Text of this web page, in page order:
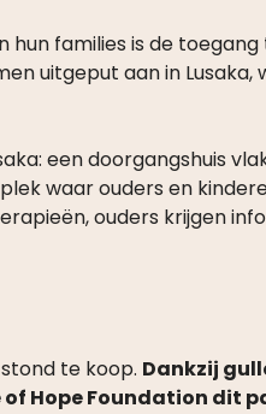
hun families is de
uitgeput aan in Lusaka,
een doorgangshuis
waar ouders en
ouders krijgen
te koop. Dankzij
Hope Foundation dit